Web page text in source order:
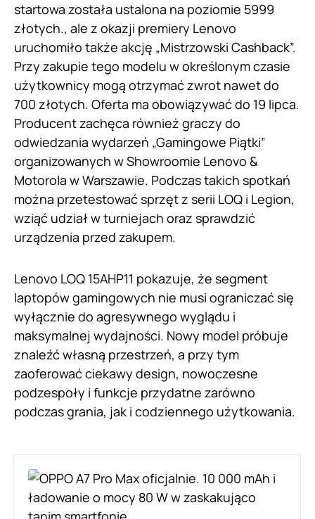
startowa została ustalona na poziomie 5999
złotych., ale z okazji premiery Lenovo
uruchomiło także akcję „Mistrzowski Cashback”.
Przy zakupie tego modelu w określonym czasie
użytkownicy mogą otrzymać zwrot nawet do
700 złotych. Oferta ma obowiązywać do 19 lipca.
Producent zachęca również graczy do
odwiedzania wydarzeń „Gamingowe Piątki”
organizowanych w Showroomie Lenovo &
Motorola w Warszawie. Podczas takich spotkań
można przetestować sprzęt z serii LOQ i Legion,
wziąć udział w turniejach oraz sprawdzić
urządzenia przed zakupem.
Lenovo LOQ 15AHP11 pokazuje, że segment
laptopów gamingowych nie musi ograniczać się
wyłącznie do agresywnego wyglądu i
maksymalnej wydajności. Nowy model próbuje
znaleźć własną przestrzeń, a przy tym
zaoferować ciekawy design, nowoczesne
podzespoły i funkcje przydatne zarówno
podczas grania, jak i codziennego użytkowania.